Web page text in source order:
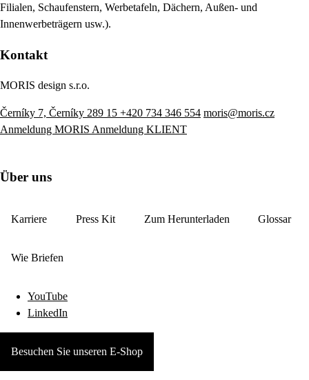
Filialen, Schaufenstern, Werbetafeln, Dächern, Außen- und
Innenwerbeträgern usw.).
Kontakt
MORIS design s.r.o.
Černíky 7, Černíky 289 15 +420 734 346 554 moris@moris.cz
Anmeldung MORIS Anmeldung KLIENT
Über uns
Karriere Press Kit Zum Herunterladen Glossar
Wie Briefen
YouTube
LinkedIn
Besuchen Sie unseren E-Shop